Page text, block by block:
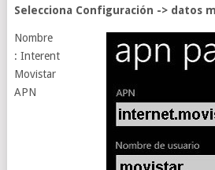
Selecciona Configuración -> datos
Nombre
: Interent
Movistar
APN